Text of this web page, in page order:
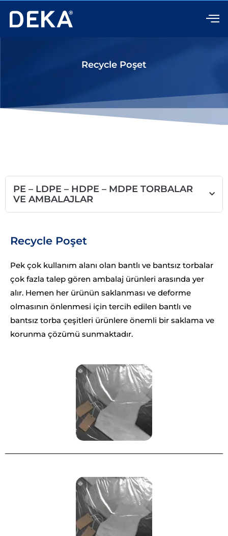
Recycle Poşet
PE – LDPE – HDPE – MDPE TORBALAR
VE AMBALAJLAR
Recycle Poşet
Pek çok kullanım alanı olan bantlı ve bantsız torbalar
çok fazla talep gören ambalaj ürünleri arasında yer
alır. Hemen her ürünün saklanması ve deforme
olmasının önlenmesi için tercih edilen bantlı ve
bantsız torba çeşitleri ürünlere önemli bir saklama ve
korunma çözümü sunmaktadır.